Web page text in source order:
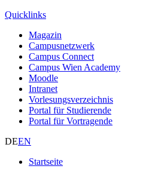
Quicklinks
Magazin
Campusnetzwerk
Campus Connect
Campus Wien Academy
Moodle
Intranet
Vorlesungsverzeichnis
Portal für Studierende
Portal für Vortragende
DEEN
Startseite